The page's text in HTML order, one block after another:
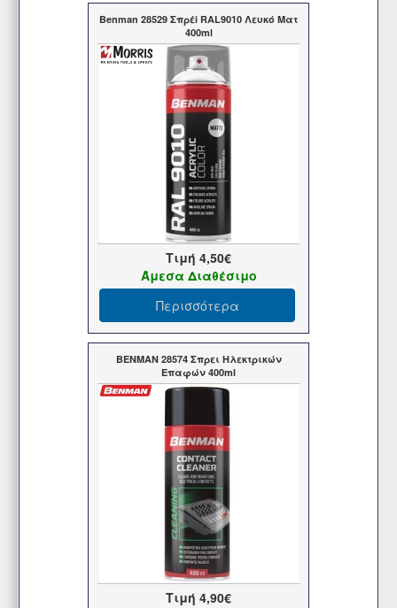
Benman 28529 Σπρέi RAL9010 Λευκό Ματ
400ml
Τιμή 4,50€
Άμεσα Διαθέσιμο
Περισσότερα
BENMAN 28574 Σπρει Ηλεκτρικών
Επαφών 400ml
Τιμή 4,90€